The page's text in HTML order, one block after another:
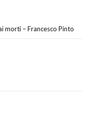
morti – Francesco Pinto